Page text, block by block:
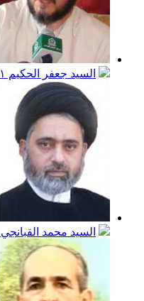
السيد جعفر الحكيم ١
السيد محمد القبانجي